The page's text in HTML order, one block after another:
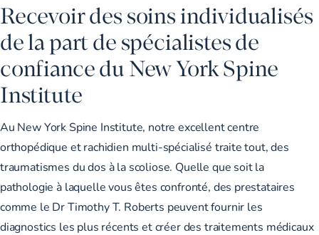
Recevoir des soins individualisés
de la part de spécialistes de
confiance du New York Spine
Institute
Au New York Spine Institute, notre excellent centre
orthopédique et rachidien multi-spécialisé traite tout, des
traumatismes du dos à la scoliose. Quelle que soit la
pathologie à laquelle vous êtes confronté, des prestataires
comme le Dr Timothy T. Roberts peuvent fournir les
diagnostics les plus récents et créer des traitements médicaux